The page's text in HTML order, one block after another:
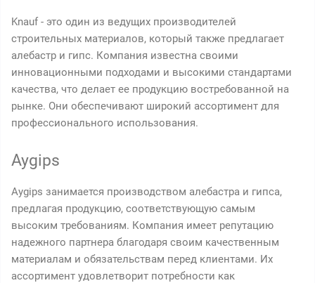
Knauf - это один из ведущих производителей
строительных материалов, который также предлагает
алебастр и гипс. Компания известна своими
инновационными подходами и высокими стандартами
качества, что делает ее продукцию востребованной на
рынке. Они обеспечивают широкий ассортимент для
профессионального использования.
Aygips
Aygips занимается производством алебастра и гипса,
предлагая продукцию, соответствующую самым
высоким требованиям. Компания имеет репутацию
надежного партнера благодаря своим качественным
материалам и обязательствам перед клиентами. Их
ассортимент удовлетворит потребности как